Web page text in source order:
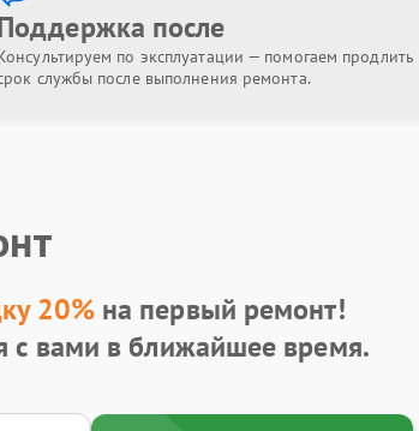
после
по эксплуатации — помогаем продлить
службы после выполнения ремонта.
20%на первый ремонт!
с вами в ближайшее время.